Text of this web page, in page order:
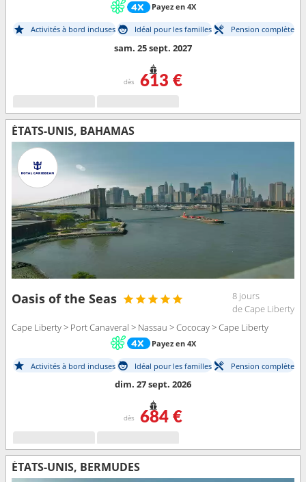
Payez en 4X
Activités à bord incluses Idéal pour les familles Pension complète
sam. 25 sept. 2027
dès 613 €
ÉTATS-UNIS, BAHAMAS
Oasis of the Seas
8 jours
de Cape Liberty
Cape Liberty > Port Canaveral > Nassau > Cococay > Cape Liberty
Payez en 4X
Activités à bord incluses Idéal pour les familles Pension complète
dim. 27 sept. 2026
dès 684 €
ÉTATS-UNIS, BERMUDES